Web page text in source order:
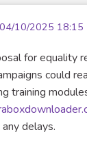
04/10/2025 18:15
for equality
could
training
delays.